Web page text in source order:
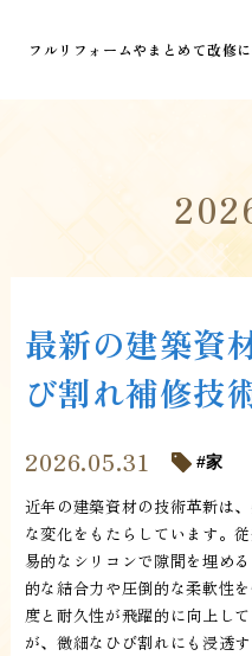
フルリフォームやまとめて改修
最新の建築資
び割れ補修技
2026.05.31 家
近年の建築資材の技術革新は
な変化をもたらしています。
易的なシリコンで隙間を埋め
的な結合力や圧倒的な柔軟性
度と耐久性が飛躍的に向上し
が、微細なひび割れにも浸透